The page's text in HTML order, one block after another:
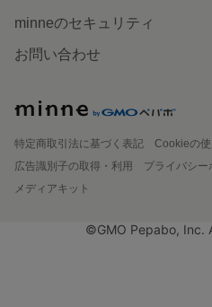
minneのセキュリティ
お問い合わせ
特定商取引法に基づく表記
Cookieの
広告識別子の取得・利用
プライバシー
メディアキット
©GMO Pepabo, Inc.